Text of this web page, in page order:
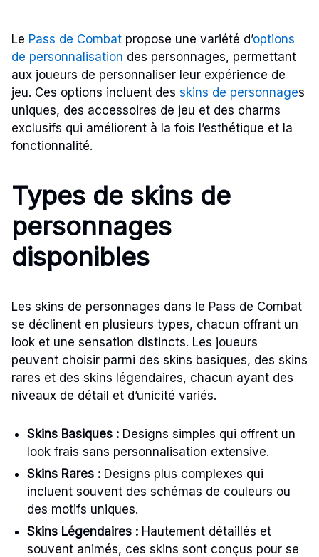
Le Pass de Combat propose une variété d’options
de personnalisation des personnages, permettant
aux joueurs de personnaliser leur expérience de
jeu. Ces options incluent des skins de personnages
uniques, des accessoires de jeu et des charms
exclusifs qui améliorent à la fois l’esthétique et la
fonctionnalité.
Types de skins de
personnages
disponibles
Les skins de personnages dans le Pass de Combat
se déclinent en plusieurs types, chacun offrant un
look et une sensation distincts. Les joueurs
peuvent choisir parmi des skins basiques, des skins
rares et des skins légendaires, chacun ayant des
niveaux de détail et d’unicité variés.
Skins Basiques : Designs simples qui offrent un
look frais sans personnalisation extensive.
Skins Rares : Designs plus complexes qui
incluent souvent des schémas de couleurs ou
des motifs uniques.
Skins Légendaires : Hautement détaillés et
souvent animés, ces skins sont conçus pour se